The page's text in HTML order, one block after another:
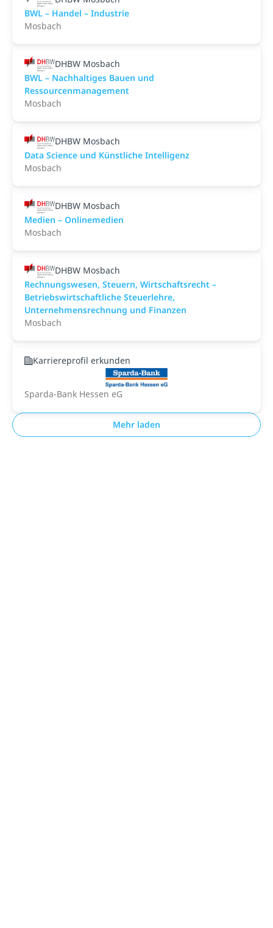
BWL – Handel – Industrie
Mosbach
DHBW Mosbach
BWL – Nachhaltiges Bauen und
Ressourcenmanagement
Mosbach
DHBW Mosbach
Data Science und Künstliche Intelligenz
Mosbach
DHBW Mosbach
Medien – Onlinemedien
Mosbach
DHBW Mosbach
Rechnungswesen, Steuern, Wirtschaftsrecht –
Betriebswirtschaftliche Steuerlehre,
Unternehmensrechnung und Finanzen
Mosbach
Karriereprofil erkunden
Sparda-Bank Hessen eG
Mehr laden